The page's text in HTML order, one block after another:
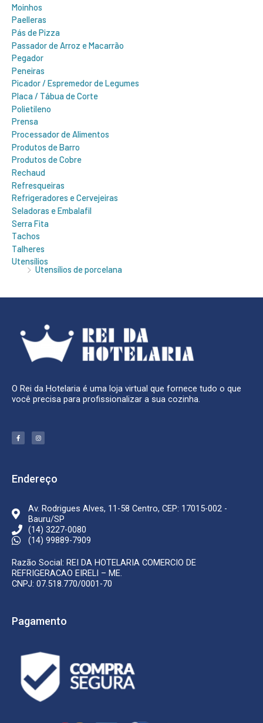
Moinhos
Paelleras
Pás de Pizza
Passador de Arroz e Macarrão
Pegador
Peneiras
Picador / Espremedor de Legumes
Placa / Tábua de Corte
Polietileno
Prensa
Processador de Alimentos
Produtos de Barro
Produtos de Cobre
Rechaud
Refresqueiras
Refrigeradores e Cervejeiras
Seladoras e Embalafil
Serra Fita
Tachos
Talheres
Utensílios
Utensílios de porcelana
O Rei da Hotelaria é uma loja virtual que fornece tudo o que
você precisa para profissionalizar a sua cozinha.
F
a
c
k
-
I
n
s
m
Endereço
Av. Rodrigues Alves, 11-58 Centro, CEP: 17015-002 -
Bauru/SP
(14) 3227-0080
(14) 99889-7909
Razão Social: REI DA HOTELARIA COMERCIO DE
REFRIGERACAO EIRELI – ME.
CNPJ: 07.518.770/0001-70
Pagamento